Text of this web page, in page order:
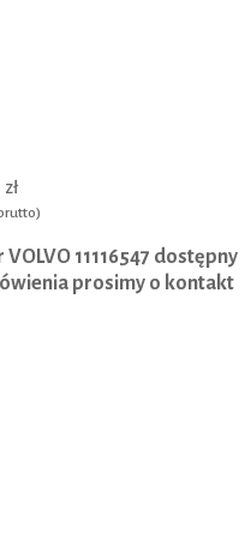
11116547 dostępny
prosimy o kontakt